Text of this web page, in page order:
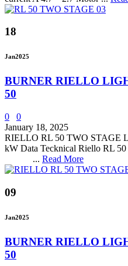
18
Jan2025
BURNER RIELLO
50
0
0
January 18, 2025
RIELLO RL 50 TWO STAGE
kW Data
... Read More
09
Jan2025
BURNER RIELLO
50